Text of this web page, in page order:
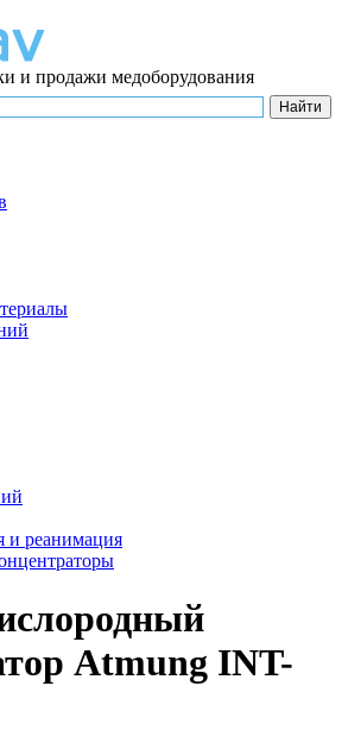
и продажи медоборудования
и реанимация
Atmung INT-